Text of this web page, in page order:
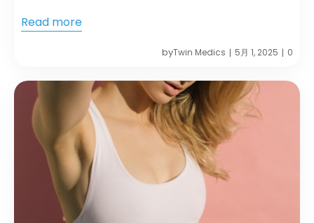
Read more
byTwin Medics | 5月 1, 2025 | 0